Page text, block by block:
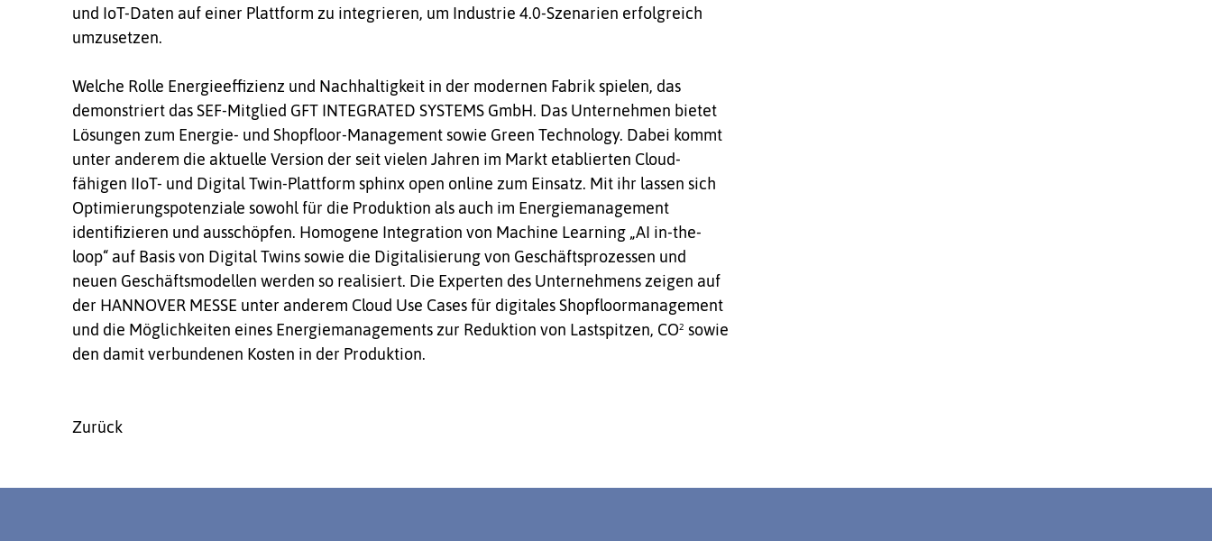
und IoT-Daten auf einer Plattform zu integrieren, um Industrie 4.0-Szenarien erfolgreich
umzusetzen.
Welche Rolle Energieeffizienz und Nachhaltigkeit in der modernen Fabrik spielen, das
demonstriert das SEF-Mitglied GFT INTEGRATED SYSTEMS GmbH. Das Unternehmen bietet
Lösungen zum Energie- und Shopfloor-Management sowie Green Technology. Dabei kommt
unter anderem die aktuelle Version der seit vielen Jahren im Markt etablierten Cloud-
fähigen IIoT- und Digital Twin-Plattform sphinx open online zum Einsatz. Mit ihr lassen sich
Optimierungspotenziale sowohl für die Produktion als auch im Energiemanagement
identifizieren und ausschöpfen. Homogene Integration von Machine Learning „AI in-the-
loop“ auf Basis von Digital Twins sowie die Digitalisierung von Geschäftsprozessen und
neuen Geschäftsmodellen werden so realisiert. Die Experten des Unternehmens zeigen auf
der HANNOVER MESSE unter anderem Cloud Use Cases für digitales Shopfloormanagement
und die Möglichkeiten eines Energiemanagements zur Reduktion von Lastspitzen, CO² sowie
den damit verbundenen Kosten in der Produktion.
Zurück